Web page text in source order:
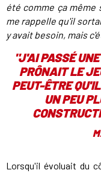
été comme ça
me rappelle qu'il
y avait besoin, mais
"J'AI PASSÉ
PRÔNAIT LE
PEUT-ÊTRE
UN PEU
Lorsqu'il évoluait du